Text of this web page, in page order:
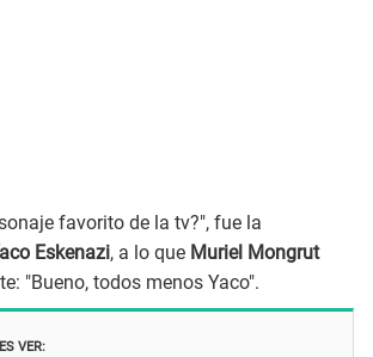
favorito de la tv?", fue la
Eskenazi, a lo que Muriel Mongrut
"Bueno, todos menos Yaco".
VER: